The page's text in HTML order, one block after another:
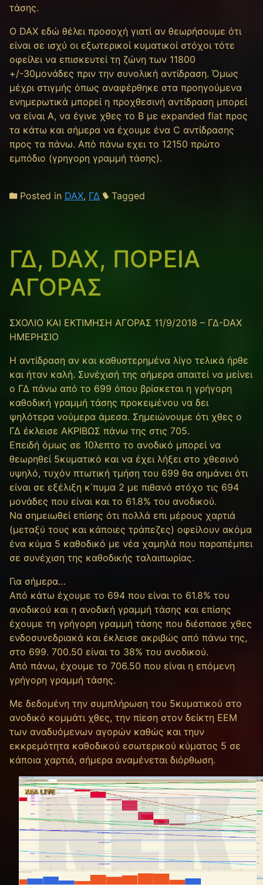
τάσης.
Ο DAX εδώ θέλει προσοχή γιατί αν θεωρήσουμε ότι
είναι σε ισχύ οι εξωτερικοί κυματικοί στόχοι τότε
οφείλει να επισκευτεί τη ζώνη των 11800
+/-30μονάδες πριν την συνολική αντίδραση. Όμως
μέχρι στιγμής όπως αναφέρθηκε στα προηγούμενα
ενημερωτικά μπορεί η προχθεσινή αντίδραση μπορεί
να είναι Α, να έγινε χθες το Β με expanded flat προς
τα κάτω και σήμερα να έχουμε ένα C αντίδρασης
προς τα πάνω. Από πάνω εχει το 12150 πρώτο
εμπόδιο (γρηγορη γραμμή τάσης).
Posted in DAX, ΓΔ Tagged
ΓΔ, DAX, ΠΟΡΕΙΑ
ΑΓΟΡΑΣ
ΣΧΟΛΙΟ ΚΑΙ ΕΚΤΙΜΗΣΗ ΑΓΟΡΑΣ 11/9/2018 – ΓΔ-DAX
ΗΜΕΡΗΣΙΟ
H αντίδραση αν και καθυστερημένα λίγο τελικά ήρθε
και ήταν καλή. Συνέχισή της σήμερα απαιτεί να μείνει
ο ΓΔ πάνω από το 699 όπου βρίσκεται η γρήγορη
καθοδική γραμμή τάσης προκειμένου να δει
ψηλότερα νούμερα άμεσα. Σημειώνουμε ότι χθες ο
ΓΔ έκλεισε ΑΚΡΙΒΩΣ πάνω της στις 705.
Επειδή όμως σε 10λεπτο το ανοδικό μπορεί να
θεωρηθεί 5κυματικό και να έχει λήξει στο χθεσινό
υψηλό, τυχόν πτωτική τμήση του 699 θα σημάνει ότι
είναι σε εξέλιξη κ΄πυμα 2 με πιθανό στόχο τις 694
μονάδες που είναι και το 61.8% του ανοδικού.
Να σημειωθεί επίσης ότι πολλά επι μέρους χαρτιά
(μεταξύ τους και κάποιες τράπεζες) οφείλουν ακόμα
ένα κύμα 5 καθοδικό με νέα χαμηλά που παραπέμπει
σε συνέχιση της καθοδικής ταλαιπωρίας.
Για σήμερα…
Από κάτω έχουμε τo 694 που είναι το 61.8% του
ανοδικού και η ανοδική γραμμή τάσης και επίσης
έχουμε τη γρήγορη γραμμή τάσης που διέσπασε χθες
ενδοσυνεδριακά και έκλεισε ακριβώς από πάνω της,
στο 699. 700.50 είναι το 38% του ανοδικού.
Από πάνω, έχουμε το 706.50 που είναι η επόμενη
γρήγορη γραμμή τάσης.
Με δεδομένη την συμπλήρωση του 5κυματικού στο
ανοδικό κομμάτι χθες, την πίεση στον δείκτη ΕΕΜ
των αναδυόμενων αγορών καθώς και τηυν
εκκρεμότητα καθοδικού εσωτερικού κύματος 5 σε
κάποια χαρτιά, σήμερα αναμένεται διόρθωση.